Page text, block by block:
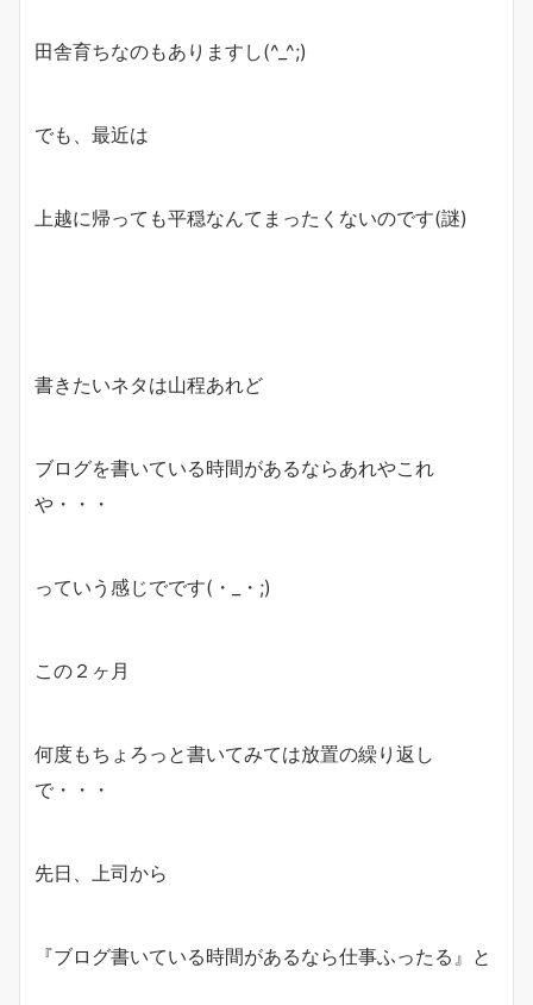
田舎育ちなのもありますし(^_^;)
でも、最近は
上越に帰っても平穏なんてまったくないのです(謎)
書きたいネタは山程あれど
ブログを書いている時間があるならあれやこれ
や・・・
っていう感じでです(・_・;)
この２ヶ月
何度もちょろっと書いてみては放置の繰り返し
で・・・
先日、上司から
『ブログ書いている時間があるなら仕事ふったる』と